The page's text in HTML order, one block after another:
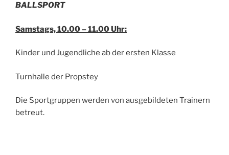
BALLSPORT
Samstags, 10.00 – 11.00 Uhr:
Kinder und Jugendliche ab der ersten Klasse
Turnhalle der Propstey
Die Sportgruppen werden von ausgebildeten Trainern
betreut.